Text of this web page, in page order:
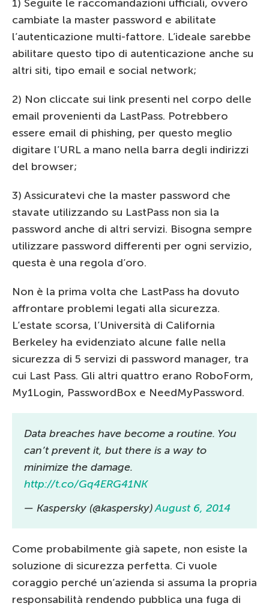
1) Seguite le raccomandazioni ufficiali, ovvero
cambiate la master password e abilitate
l’autenticazione multi-fattore. L’ideale sarebbe
abilitare questo tipo di autenticazione anche su
altri siti, tipo email e social network;
2) Non cliccate sui link presenti nel corpo delle
email provenienti da LastPass. Potrebbero
essere email di phishing, per questo meglio
digitare l’URL a mano nella barra degli indirizzi
del browser;
3) Assicuratevi che la master password che
stavate utilizzando su LastPass non sia la
password anche di altri servizi. Bisogna sempre
utilizzare password differenti per ogni servizio,
questa è una regola d’oro.
Non è la prima volta che LastPass ha dovuto
affrontare problemi legati alla sicurezza.
L’estate scorsa, l’Università di California
Berkeley ha evidenziato alcune falle nella
sicurezza di 5 servizi di password manager, tra
cui Last Pass. Gli altri quattro erano RoboForm,
My1Login, PasswordBox e NeedMyPassword.
Data breaches have become a routine. You
can’t prevent it, but there is a way to
minimize the damage.
http://t.co/Gq4ERG41NK
— Kaspersky (@kaspersky)August 6, 2014
Come probabilmente già sapete, non esiste la
soluzione di sicurezza perfetta. Ci vuole
coraggio perché un’azienda si assuma la propria
responsabilità rendendo pubblica una fuga di